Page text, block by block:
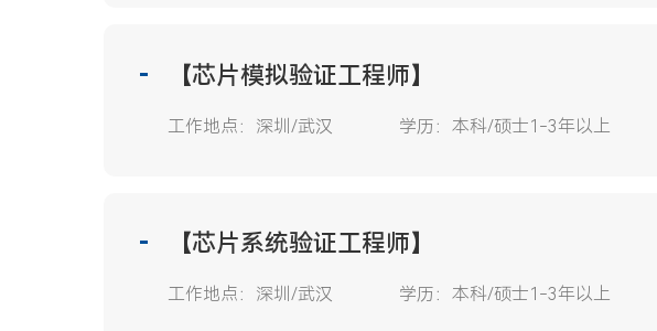
【芯片模拟验证工程师】
工作地点： 深圳/武汉 学历： 本科/硕士1-3年以上
【芯片系统验证工程师】
工作地点： 深圳/武汉 学历： 本科/硕士1-3年以上